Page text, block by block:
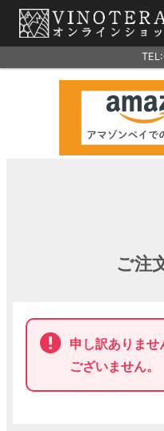
ヴィノテラスについて
ワインスクール 公式（外部）
TEL:
ご注
申し訳ありま
ございません。